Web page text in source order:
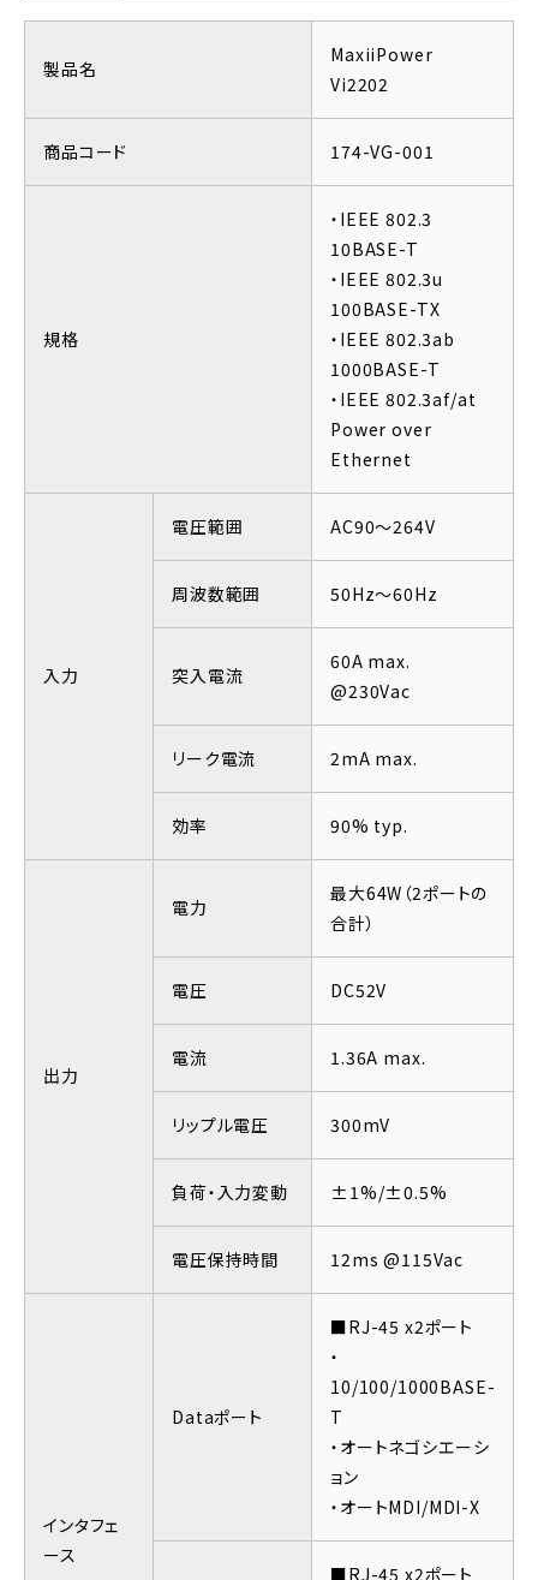
製品名
MaxiiPower
Vi2202
商品コード 174-VG-001
規格
・IEEE 802.3
10BASE-T
・IEEE 802.3u
100BASE-TX
・IEEE 802.3ab
1000BASE-T
・IEEE 802.3af/at
Power over
Ethernet
入力
電圧範囲 AC90～264V
周波数範囲 50Hz～60Hz
突入電流
60A max.
@230Vac
リーク電流 2mA max.
効率 90% typ.
出力
電力
最大64W（2ポートの
合計）
電圧 DC52V
電流 1.36A max.
リップル電圧 300mV
負荷・入力変動 ±1%/±0.5%
電圧保持時間 12ms @115Vac
インタフェ
ース
Dataポート
■RJ-45 x2ポート
・
10/100/1000BASE-
T
・オートネゴシエーシ
ョン
・オートMDI/MDI-X
■RJ-45 x2ポート